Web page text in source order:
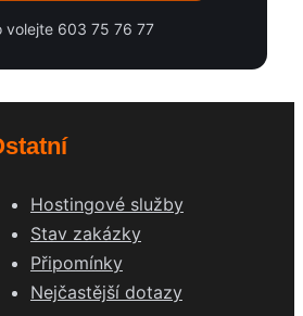
volejte 603 75 76 77
Hostingové služby
Stav zakázky
Připomínky
Nejčastější dotazy